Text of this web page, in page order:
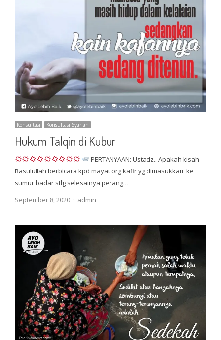
Konsultasi Konsultasi Syariah
Hukum Talqin di Kubur
PERTANYAAN: Ustadz.. Apakah kisah
Rasulullah berbicara kpd mayat org kafir yg dimasukkam ke
sumur badar stlg selesainya perang…
September 8, 2020
Author
admin